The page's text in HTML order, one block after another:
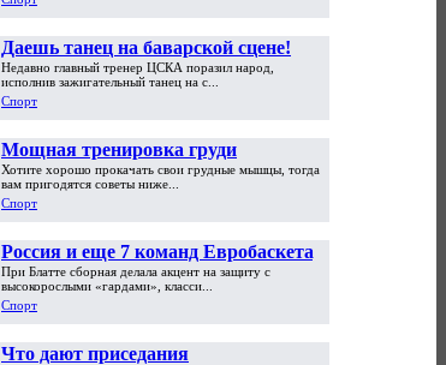
Даешь танец на баварской сцене!
Недавно главный тренер ЦСКА поразил народ,
исполнив зажигательный танец на с...
Спорт
Мощная тренировка груди
Хотите хорошо прокачать свои грудные мышцы, тогда
вам пригодятся советы ниже...
Спорт
Россия и еще 7 команд Евробаскета,
которых вы не узнаете
При Блатте сборная делала акцент на защиту с
высокорослыми «гардами», класси...
Спорт
Что дают приседания